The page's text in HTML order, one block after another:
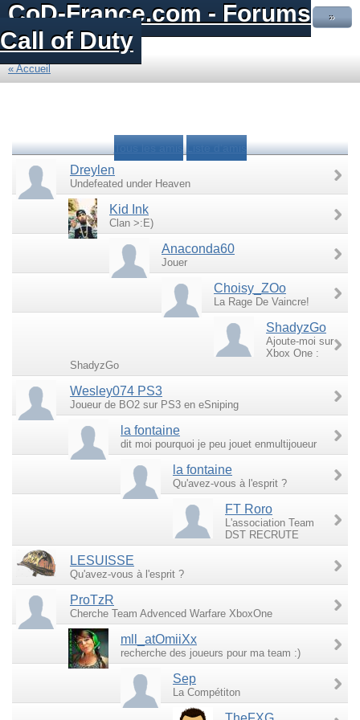
CoD-France.com - Forums
Call of Duty
»
« Accueil
Tous les amis Liste d'amis
Dreylen
Undefeated under Heaven
Kid Ink
Clan >:E)
Anaconda60
Jouer
Choisy_ZOo
La Rage De Vaincre!
ShadyzGo
Ajoute-moi sur
Xbox One :
ShadyzGo
Wesley074 PS3
Joueur de BO2 sur PS3 en eSniping
la fontaine
dit moi pourquoi je peu jouet enmultijoueur
la fontaine
Qu'avez-vous à l'esprit ?
FT Roro
L'association Team
DST RECRUTE
LESUISSE
Qu'avez-vous à l'esprit ?
ProTzR
Cherche Team Advenced Warfare XboxOne
mll_atOmiiXx
recherche des joueurs pour ma team :)
Sep
La Compétiton